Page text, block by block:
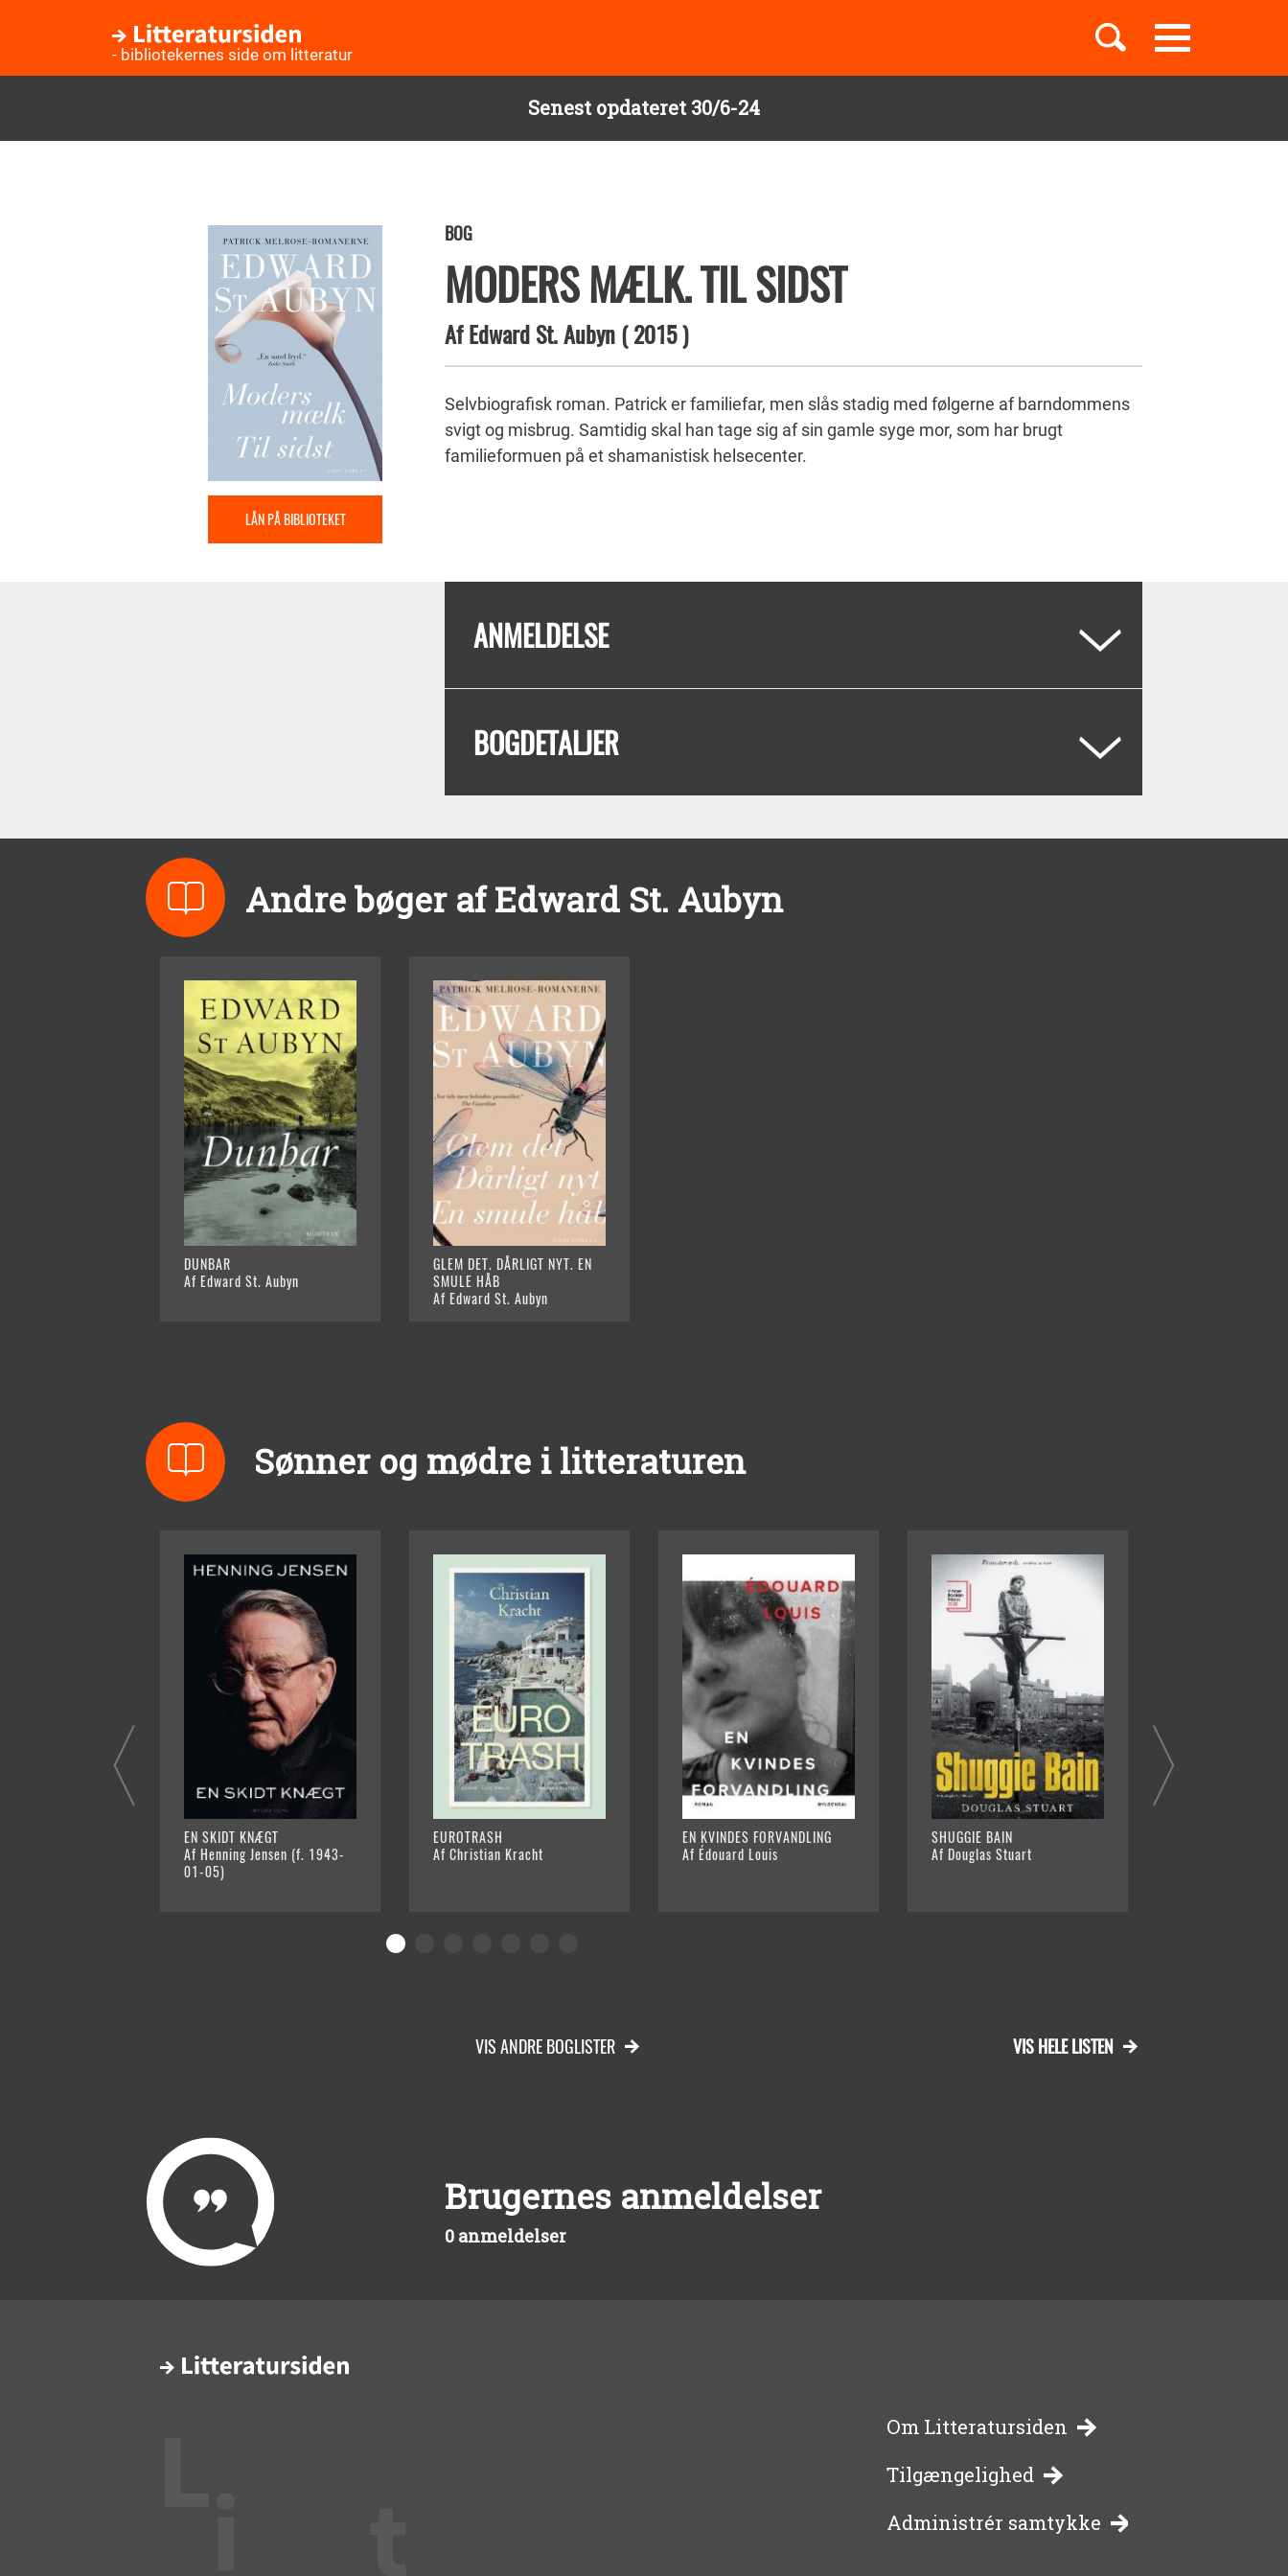
Senest opdateret 30/6-24
Toggle
navigation
- bibliotekernes side om litteratur
Børnebøger
Temaer
LÅN PÅ BIBLIOTEKET
BOG
MODERS MÆLK. TIL SIDST
AfEdward St. Aubyn(2015)
Selvbiografisk roman. Patrick er familiefar, men slås stadig med følgerne af barndommens
svigt og misbrug. Samtidig skal han tage sig af sin gamle syge mor, som har brugt
familieformuen på et shamanistisk helsecenter.
ANMELDELSE
BOGDETALJER
Andre bøger af Edward St. Aubyn
DUNBAR
Af Edward St. Aubyn
GLEM DET. DÅRLIGT NYT. EN
SMULE HÅB
Af Edward St. Aubyn
Sønner og mødre i litteraturen
EN SKIDT KNÆGT
Af Henning Jensen (f. 1943-
01-05)
EUROTRASH
Af Christian Kracht
EN KVINDES FORVANDLING
Af Édouard Louis
SHUGGIE BAIN
Af Douglas Stuart
VIS HELE LISTEN
VIS ANDRE BOGLISTER
Brugernes anmeldelser
0 anmeldelser
-
bibliotekernes
Om Litteratursiden
Tilgængelighed
Administrér samtykke